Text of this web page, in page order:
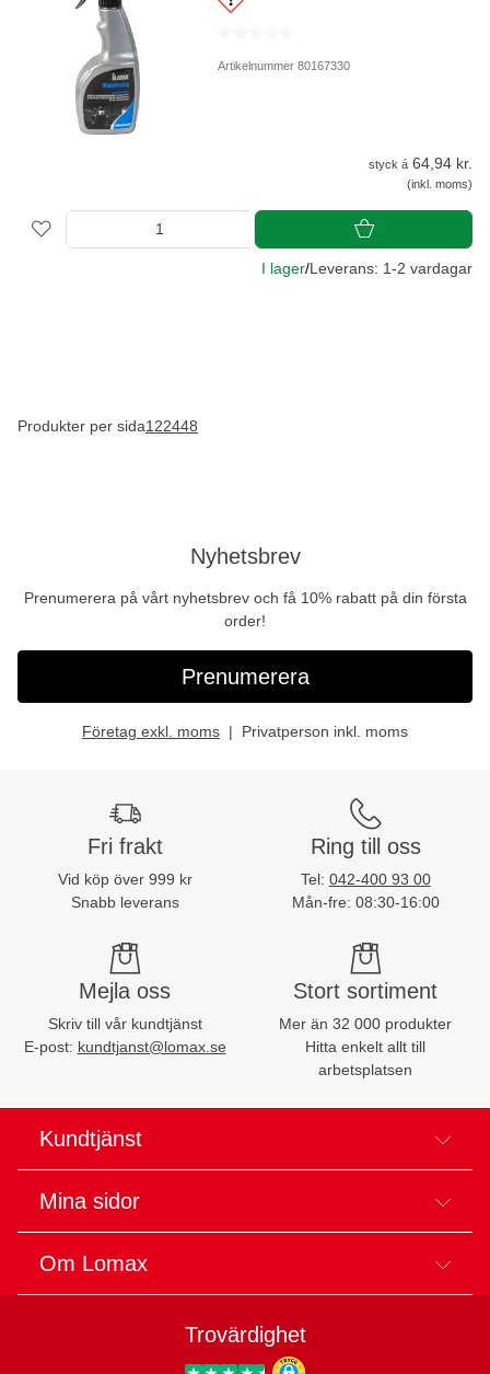
Artikelnummer 80167330
styck á 64,94 kr.
(inkl. moms)
I lager/Leverans: 1-2 vardagar
Produkter per sida122448
Nyhetsbrev
Prenumerera på vårt nyhetsbrev och få 10% rabatt på din första
order!
Prenumerera
Företag exkl. moms Privatperson inkl. moms
Fri frakt
Vid köp över 999 kr
Snabb leverans
Ring till oss
Tel: 042-400 93 00
Mån-fre: 08:30-16:00
Mejla oss
Skriv till vår kundtjänst
E-post: kundtjanst@lomax.se
Stort sortiment
Mer än 32 000 produkter
Hitta enkelt allt till
arbetsplatsen
Kundtjänst
Mina sidor
Om Lomax
Trovärdighet